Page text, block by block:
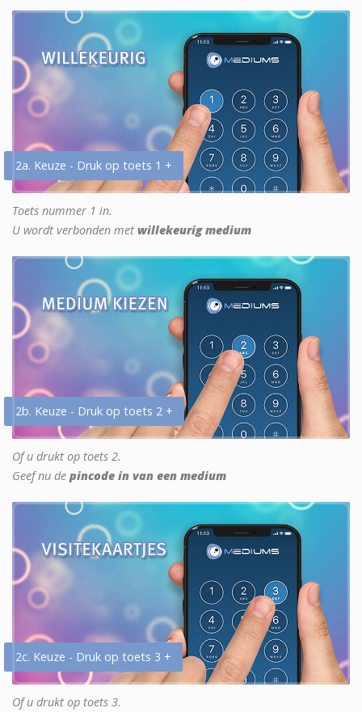
2a. Keuze - Druk op toets 1 +
Toets nummer 1 in.
U wordt verbonden met willekeurig medium
2b. Keuze - Druk op toets 2 +
Of u drukt op toets 2.
Geef nu de pincode in van een medium
2c. Keuze - Druk op toets 3 +
Of u drukt op toets 3.